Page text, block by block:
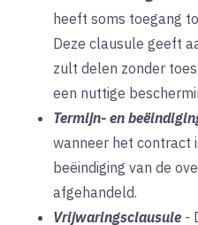
heeft soms toegang
Deze clausule geeft
zult delen zonder
een nuttige
Termijn- en
wanneer het contract
beëindiging van de
afgehandeld.
Vrijwaringsclausule -